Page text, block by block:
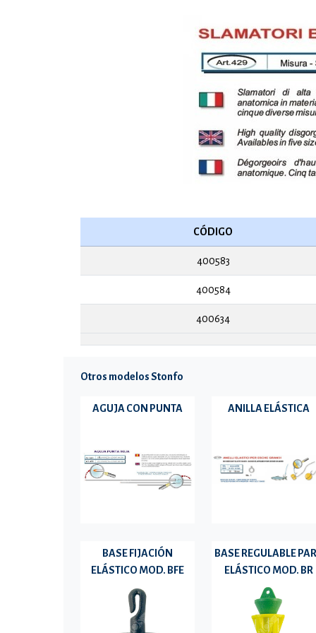
CÓDIGO
400583
400584
400634
Otros modelos Stonfo
AGUJA CON PUNTA ANILLA ELÁSTICA
BASE FIJACIÓN
ELÁSTICO MOD. BFE
BASE REGULABLE
ELÁSTICO MOD. BR